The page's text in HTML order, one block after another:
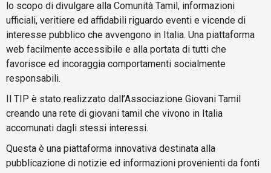
lo scopo di divulgare alla Comunità Tamil, informazioni
ufficiali, veritiere ed affidabili riguardo eventi e vicende di
interesse pubblico che avvengono in Italia. Una piattaforma
web facilmente accessibile e alla portata di tutti che
favorisce ed incoraggia comportamenti socialmente
responsabili.
Il TIP è stato realizzato dall’Associazione Giovani Tamil
creando una rete di giovani tamil che vivono in Italia
accomunati dagli stessi interessi.
Questa è una piattaforma innovativa destinata alla
pubblicazione di notizie ed informazioni provenienti da fonti